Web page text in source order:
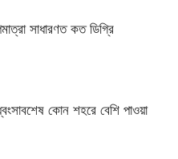
সাধারণত কত ডিগ্রি
কোন শহরে বেশি পাওয়া